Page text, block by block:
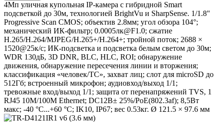
4Мп уличная купольная IP-камера с гибридной Smart
подсветкой до 30м, технологией BrightVu и SharpSense. 1/1.8"
Progressive Scan CMOS; объектив 2.8мм; угол обзора 104°;
механический ИК-фильтр; 0.0005лк@F1.0; сжатие
H.265/H.264/MJPEG/H.265+/H.264+; тройной поток; 2688 ×
1520@25к/с; ИК-подсветка и подсветка белым светом до 30м;
WDR 130дБ, 3D DNR, BLC, HLC, ROI; обнаружение
движения, обнаружение пересечения линии и вторжения;
классификация «человек/ТС», захват лиц; слот для microSD до
512Гб; встроенный микрофон; аудиовход/выход 1/1;
тревожные вход/выход 1/1; защита от перенапряжений TVS, 1
RJ45 10M/100M Ethernet; DC12В± 25%/PoE(802.3af); 8,5Вт
макс; -40 °C...+60 °C; IK10, IP67; вес 0.53кг. Ø 121.5 × 97.6 мм